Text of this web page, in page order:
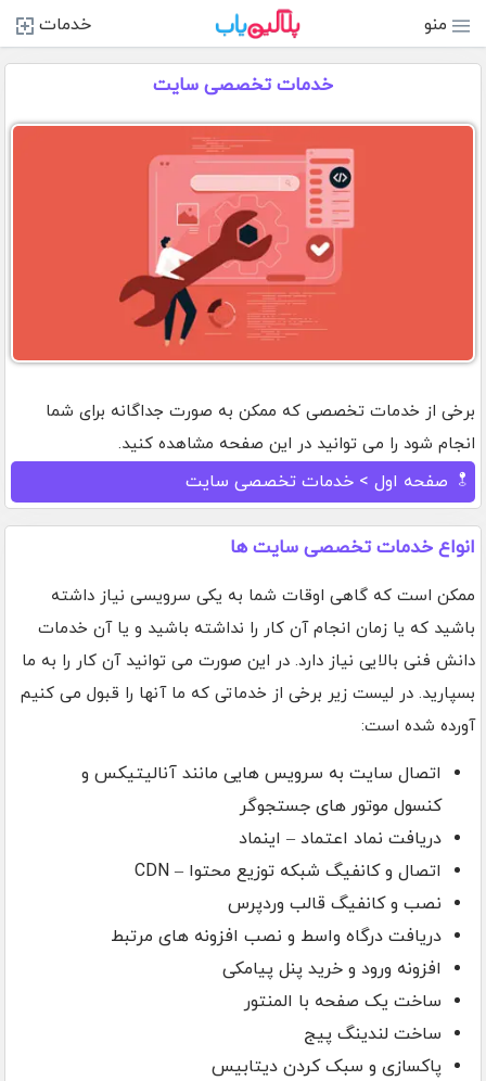
منو خدمات
خدمات تخصصی سایت
برخی از خدمات تخصصی که ممکن به صورت جداگانه برای شما
انجام شود را می توانید در این صفحه مشاهده کنید.
صفحه اول > خدمات تخصصی سایت
انواع خدمات تخصصی سایت ها
ممکن است که گاهی اوقات شما به یکی سرویسی نیاز داشته
باشید که یا زمان انجام آن کار را نداشته باشید و یا آن خدمات
دانش فنی بالایی نیاز دارد. در این صورت می توانید آن کار را به ما
بسپارید. در لیست زیر برخی از خدماتی که ما آنها را قبول می کنیم
آورده شده است:
اتصال سایت به سرویس هایی مانند آنالیتیکس و
کنسول موتور های جستجوگر
دریافت نماد اعتماد – اینماد
اتصال و کانفیگ شبکه توزیع محتوا – CDN
نصب و کانفیگ قالب وردپرس
دریافت درگاه واسط و نصب افزونه های مرتبط
افزونه ورود و خرید پنل پیامکی
ساخت یک صفحه با المنتور
ساخت لندینگ پیج
پاکسازی و سبک کردن دیتابیس